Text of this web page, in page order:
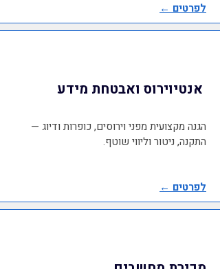
לפרטים ←
אנטיוירוס ואבטחת מידע
הגנה מקצועית מפני וירוסים, כופרות ודיוג —
התקנה, ניטור וליווי שוטף.
לפרטים ←